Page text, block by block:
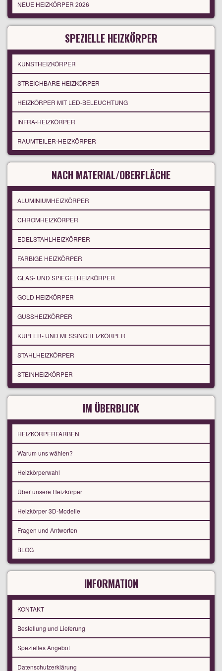
NEUE HEIZKÖRPER 2026
SPEZIELLE HEIZKÖRPER
KUNSTHEIZKÖRPER
STREICHBARE HEIZKÖRPER
HEIZKÖRPER MIT LED-BELEUCHTUNG
INFRA-HEIZKÖRPER
RAUMTEILER-HEIZKÖRPER
NACH MATERIAL/OBERFLÄCHE
ALUMINIUMHEIZKÖRPER
CHROMHEIZKÖRPER
EDELSTAHLHEIZKÖRPER
FARBIGE HEIZKÖRPER
GLAS- UND SPIEGELHEIZKÖRPER
GOLD HEIZKÖRPER
GUSSHEIZKÖRPER
KUPFER- UND MESSINGHEIZKÖRPER
STAHLHEIZKÖRPER
STEINHEIZKÖRPER
IM ÜBERBLICK
HEIZKÖRPERFARBEN
Warum uns wählen?
Heizkörperwahl
Über unsere Heizkörper
Heizkörper 3D-Modelle
Fragen und Antworten
BLOG
INFORMATION
KONTAKT
Bestellung und Lieferung
Spezielles Angebot
Datenschutzerklärung